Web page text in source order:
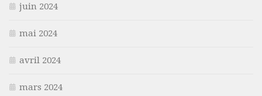
juin 2024
mai 2024
avril 2024
mars 2024